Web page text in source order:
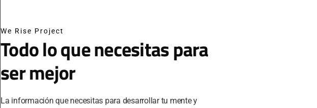
We Rise Project
Todo lo que necesitas para
ser mejor
La información que necesitas para desarrollar tu mente y